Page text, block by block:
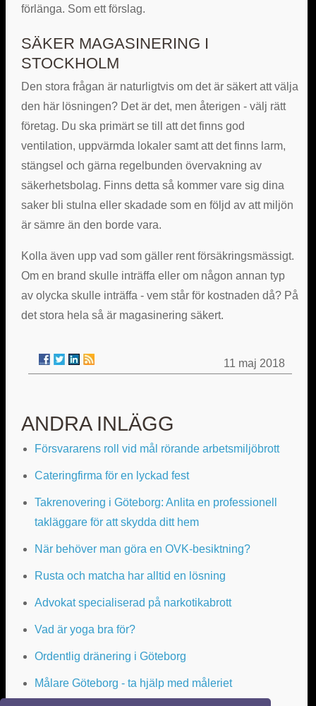
förlänga. Som ett förslag.
SÄKER MAGASINERING I
STOCKHOLM
Den stora frågan är naturligtvis om det är säkert att välja
den här lösningen? Det är det, men återigen - välj rätt
företag. Du ska primärt se till att det finns god
ventilation, uppvärmda lokaler samt att det finns larm,
stängsel och gärna regelbunden övervakning av
säkerhetsbolag. Finns detta så kommer vare sig dina
saker bli stulna eller skadade som en följd av att miljön
är sämre än den borde vara.
Kolla även upp vad som gäller rent försäkringsmässigt.
Om en brand skulle inträffa eller om någon annan typ
av olycka skulle inträffa - vem står för kostnaden då? På
det stora hela så är magasinering säkert.
11 maj 2018
ANDRA INLÄGG
Försvararens roll vid mål rörande arbetsmiljöbrott
Cateringfirma för en lyckad fest
Takrenovering i Göteborg: Anlita en professionell
takläggare för att skydda ditt hem
När behöver man göra en OVK-besiktning?
Rusta och matcha har alltid en lösning
Advokat specialiserad på narkotikabrott
Vad är yoga bra för?
Ordentlig dränering i Göteborg
Målare Göteborg - ta hjälp med måleriet